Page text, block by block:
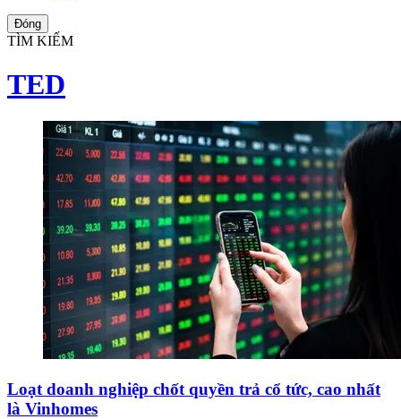
Đóng
TÌM KIẾM
TED
Loạt doanh nghiệp chốt quyền trả cổ tức, cao nhất
là Vinhomes